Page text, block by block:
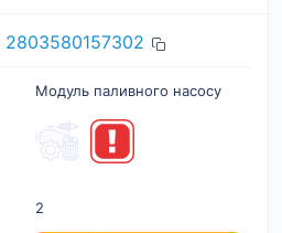
2803580157302
Модуль паливного насосу
2